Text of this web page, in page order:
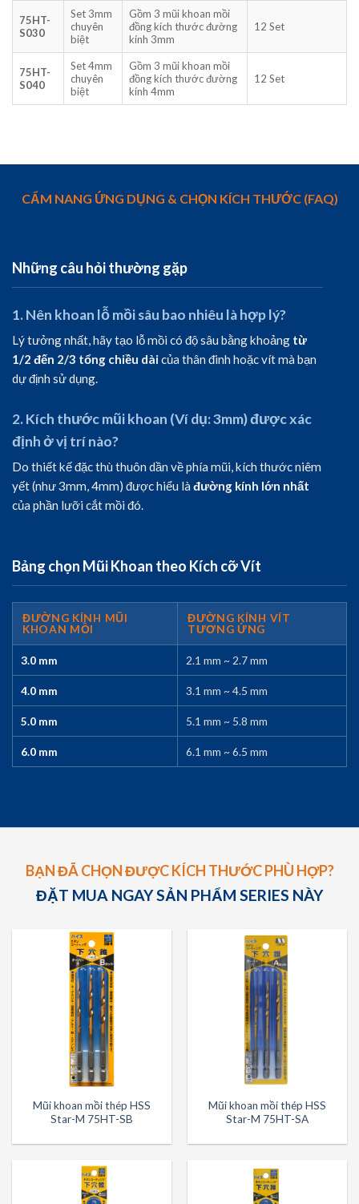
75HT-
S030
Set 3mm
chuyên
biệt
Gồm 3 mũi khoan mồi
đồng kích thước đường
kính 3mm
12 Set
75HT-
S040
Set 4mm
chuyên
biệt
Gồm 3 mũi khoan mồi
đồng kích thước đường
kính 4mm
12 Set
CẨM NANG ỨNG DỤNG & CHỌN KÍCH THƯỚC (FAQ)
Những câu hỏi thường gặp
1. Nên khoan lỗ mồi sâu bao nhiêu là hợp lý?
Lý tưởng nhất, hãy tạo lỗ mồi có độ sâu bằng khoảng từ
1/2 đến 2/3 tổng chiều dàicủa thân đinh hoặc vít mà bạn
dự định sử dụng.
2. Kích thước mũi khoan (Ví dụ: 3mm) được xác
định ở vị trí nào?
Do thiết kế đặc thù thuôn dần về phía mũi, kích thước niêm
yết (như 3mm, 4mm) được hiểu là đường kính lớn nhất
của phần lưỡi cắt mồi đó.
Bảng chọn Mũi Khoan theo Kích cỡ Vít
ĐƯỜNG KÍNH MŨI
KHOAN MỒI
ĐƯỜNG KÍNH VÍT
TƯƠNG ỨNG
3.0 mm 2.1 mm ~ 2.7 mm
4.0 mm 3.1 mm ~ 4.5 mm
5.0 mm 5.1 mm ~ 5.8 mm
6.0 mm 6.1 mm ~ 6.5 mm
BẠN ĐÃ CHỌN ĐƯỢC KÍCH THƯỚC PHÙ HỢP?
ĐẶT MUA NGAY SẢN PHẨM SERIES NÀY
Mũi khoan mồi thép HSS
Star-M 75HT-SB
Mũi khoan mồi thép HSS
Star-M 75HT-SA